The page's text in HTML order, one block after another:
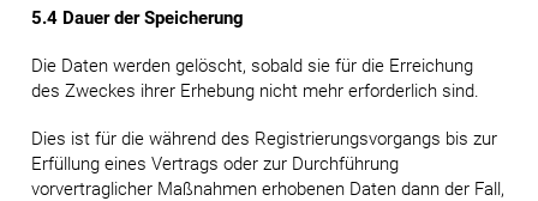
5.4 Dauer der Speicherung
Die Daten werden gelöscht, sobald sie für die Erreichung
des Zweckes ihrer Erhebung nicht mehr erforderlich sind.
Dies ist für die während des Registrierungsvorgangs bis zur
Erfüllung eines Vertrags oder zur Durchführung
vorvertraglicher Maßnahmen erhobenen Daten dann der Fall,